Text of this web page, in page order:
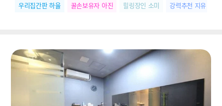
우리집간판 하율 꿀손보유자 아진 힐링장인 소미 강력추천 지유